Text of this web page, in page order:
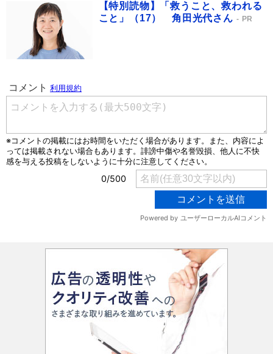
【特別読物】「救うこと、救われる
こと」（17） 角田光代さん
PR